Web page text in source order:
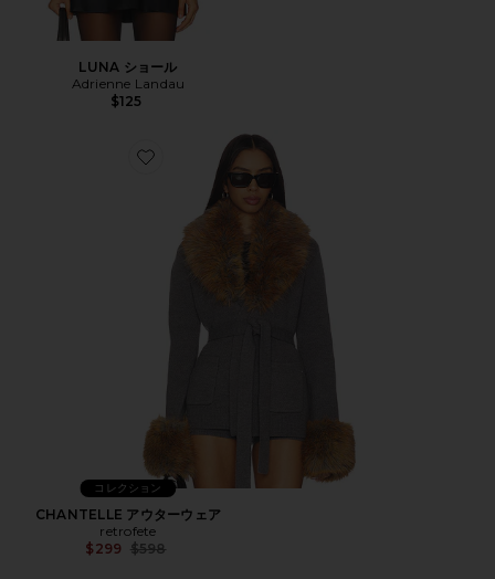
LUNA ショール
Adrienne Landau
$125
Favorite CHANTELLE アウターウェア
コレクション
CHANTELLE アウターウェア
retrofete
$299 Previous price:
$598